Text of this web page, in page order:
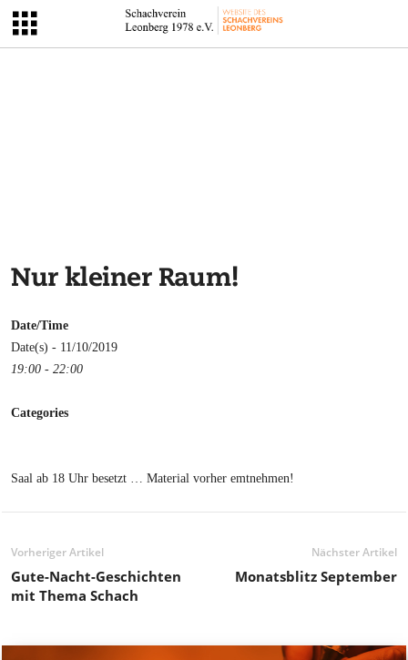
Nur kleiner Raum!
Date/Time
Date(s) - 11/10/2019
19:00 - 22:00
Categories
Saal ab 18 Uhr besetzt … Material vorher emtnehmen!
Vorheriger Artikel
Gute-Nacht-Geschichten
mit Thema Schach
Nächster Artikel
Monatsblitz September